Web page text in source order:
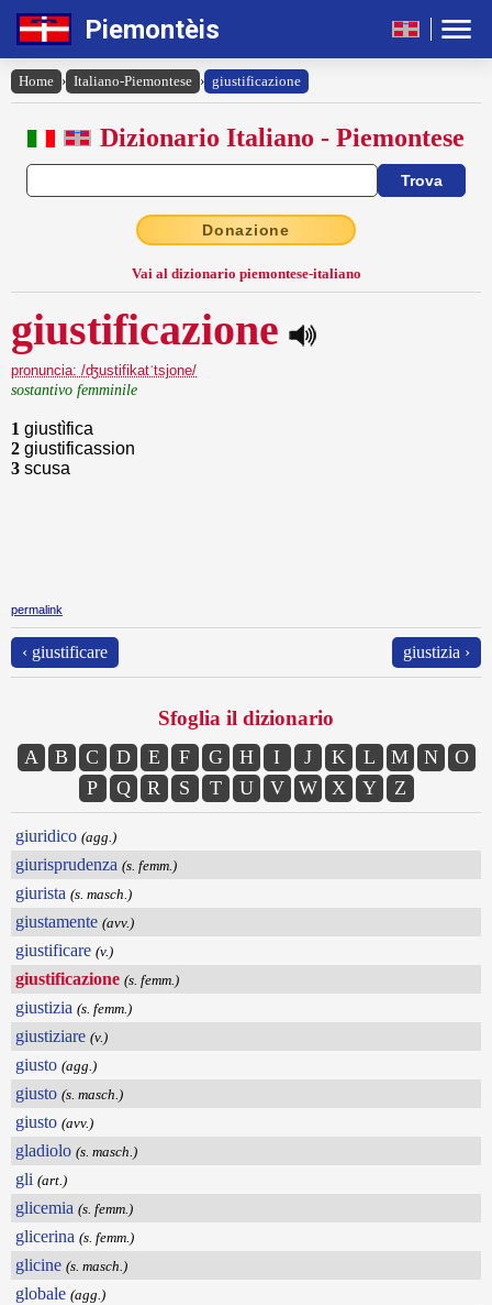
Piemontèis
Home › Italiano-Piemontese › giustificazione
Dizionario Italiano - Piemontese
Donazione
Vai al dizionario piemontese-italiano
giustificazione
pronuncia: /ʤustifikatˈtsjone/
sostantivo femminile
1 giustìfica
2 giustificassion
3 scusa
permalink
‹ giustificare giustizia ›
Sfoglia il dizionario
A B C D E F G H I J K L M N
O
P
Q R S T U V W X Y Z
giuridico (agg.)
giurisprudenza (s. femm.)
giurista (s. masch.)
giustamente (avv.)
giustificare (v.)
giustificazione (s. femm.)
giustizia (s. femm.)
giustiziare (v.)
giusto (agg.)
giusto (s. masch.)
giusto (avv.)
gladiolo (s. masch.)
gli (art.)
glicemia (s. femm.)
glicerina (s. femm.)
glicine (s. masch.)
globale (agg.)